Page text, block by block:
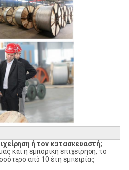
ή τον κατασκευαστή;
και η εμπορική επιχείρηση, το
από 10 έτη εμπειρίας